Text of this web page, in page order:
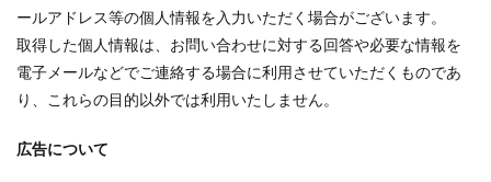
ールアドレス等の個人情報を入力いただく場合がございます。
取得した個人情報は、お問い合わせに対する回答や必要な情報を
電子メールなどでご連絡する場合に利用させていただくものであ
り、これらの目的以外では利用いたしません。
広告について